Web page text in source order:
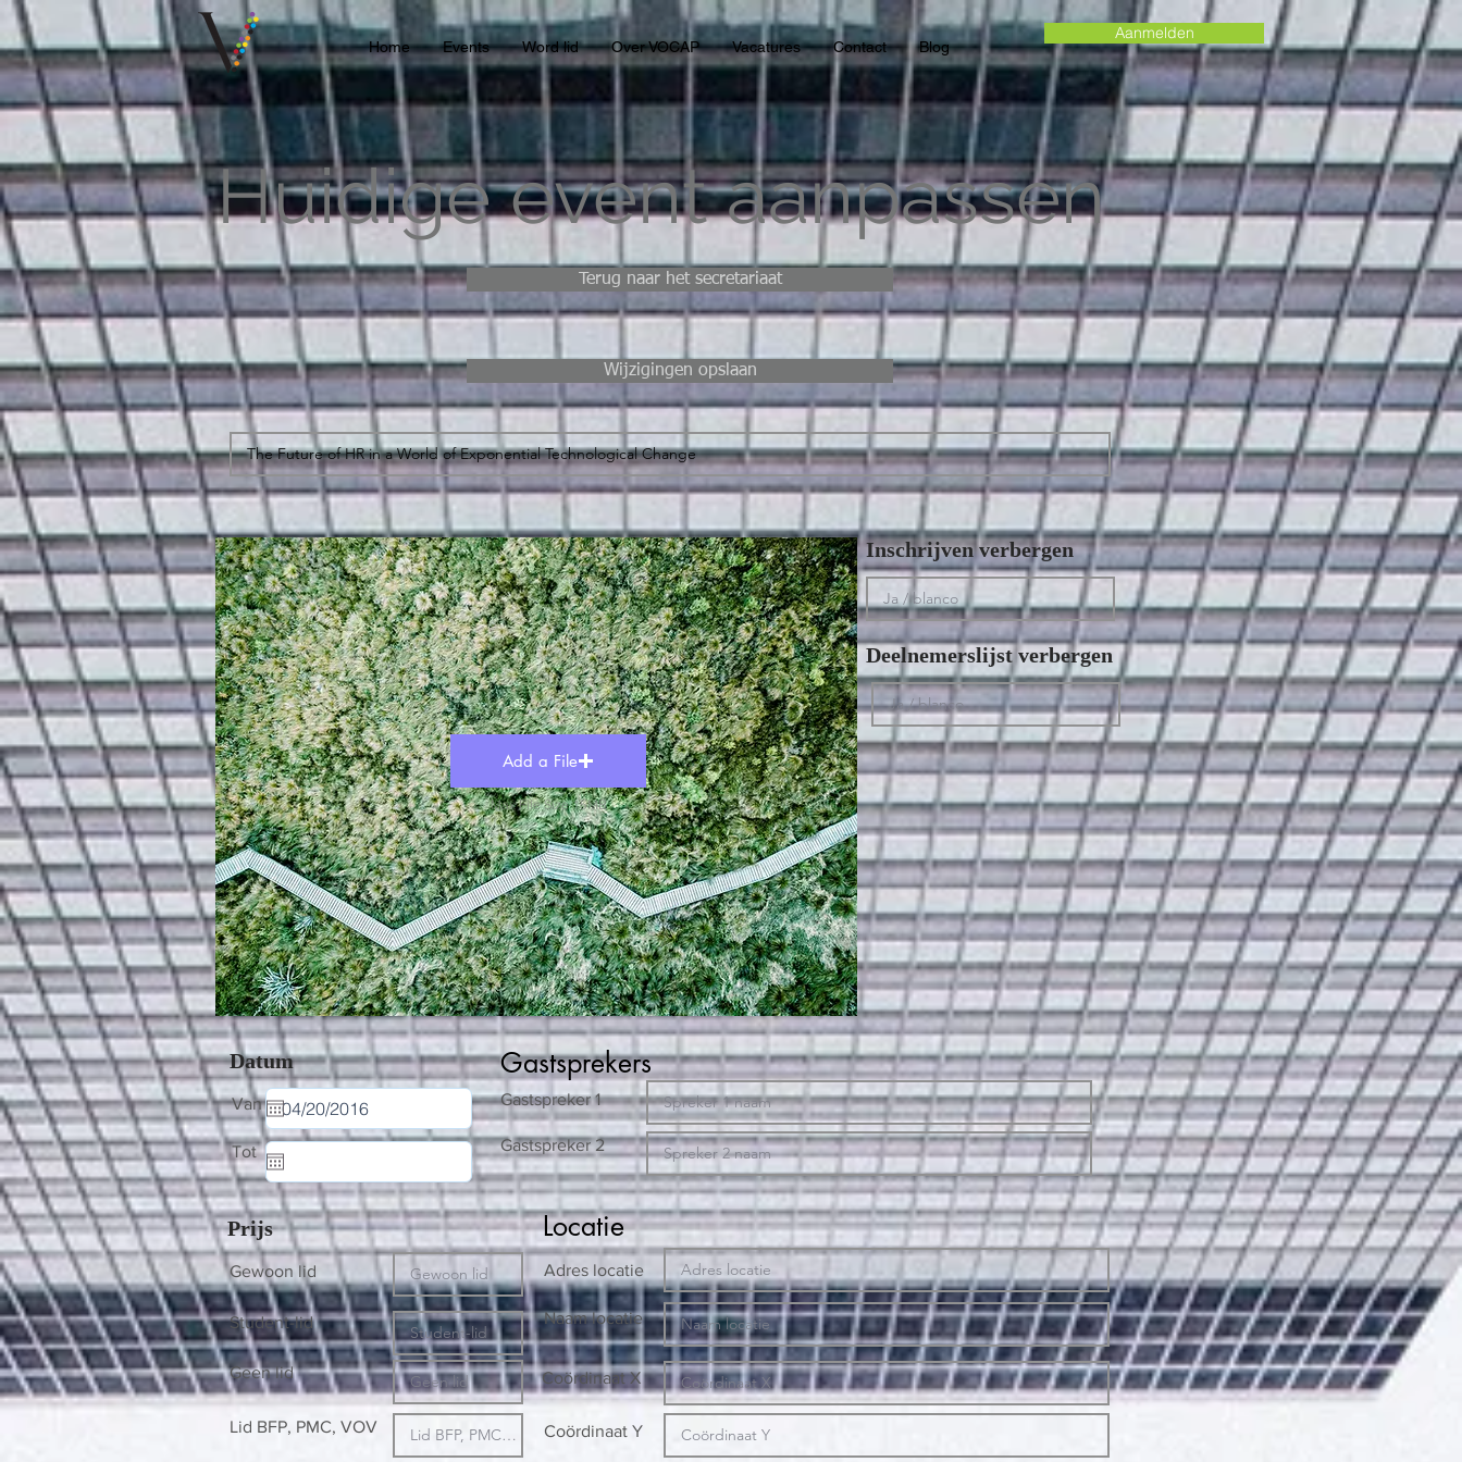
Home Events Word lid Over VOCAP Vacatures Contact Blog
Aanmelden
Huidige event aanpassen
Terug naar het secretariaat
Wijzigingen opslaan
Add a File
Max File Size 15MB
Inschrijven verbergen
Deelnemerslijst verbergen
Datum
Van
Tot
Gastsprekers
Gastspreker 1
Gastspreker 2
Prijs
Gewoon lid
Locatie
Adres locatie
Student-lid
Geen lid
Naam locatie
Coördinaat X
Lid BFP, PMC, VOV Coördinaat Y